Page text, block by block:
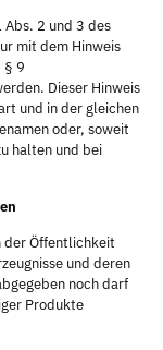
2 und 3 des
mit dem Hinweis
§ 9
Dieser Hinweis
und in der gleichen
oder, soweit
halten und bei
der Öffentlichkeit
und deren
noch darf
Produkte